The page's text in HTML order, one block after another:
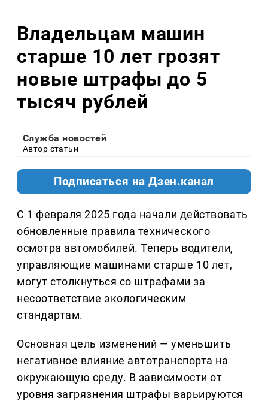
Владельцам машин
старше 10 лет грозят
новые штрафы до 5
тысяч рублей
Служба новостей
Автор статьи
Подписаться на Дзен.канал
С 1 февраля 2025 года начали действовать
обновленные правила технического
осмотра автомобилей. Теперь водители,
управляющие машинами старше 10 лет,
могут столкнуться со штрафами за
несоответствие экологическим
стандартам.
Основная цель изменений — уменьшить
негативное влияние автотранспорта на
окружающую среду. В зависимости от
уровня загрязнения штрафы варьируются